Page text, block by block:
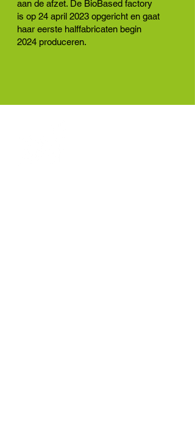
aan de afzet. De BioBased factory
is op 24 april 2023 opgericht en gaat
haar eerste halffabricaten begin
2024 produceren.